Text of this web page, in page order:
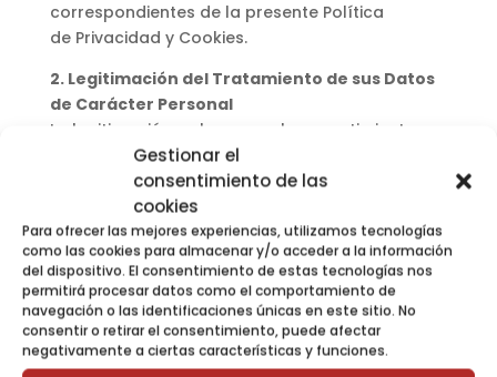
Gestionar el
consentimiento de las
cookies
Para ofrecer las mejores experiencias, utilizamos tecnologías
como las cookies para almacenar y/o acceder a la información
del dispositivo. El consentimiento de estas tecnologías nos
permitirá procesar datos como el comportamiento de
navegación o las identificaciones únicas en este sitio. No
consentir o retirar el consentimiento, puede afectar
negativamente a ciertas características y funciones.
correspondientes de la presente Política
de Privacidad y Cookies.
2. Legitimación del Tratamiento de sus Datos
de Carácter Personal
La legitimación se basa en el consentimiento
que usted nos otorga al clicar el botón “ACEPTO
LA POLÍTICA DE PROTECCIÓN DE DATOS”.
3. Destinatarios de Cesiones
No cederemos sus datos a terceros.
4. Derechos
Por último, le informamos de sus derechos en
materia de protección de datos. – Derecho a
solicitar el acceso a sus datos personales. –